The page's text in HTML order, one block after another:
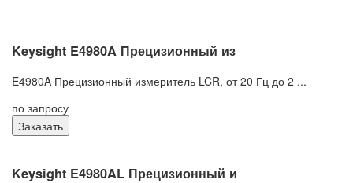
Keysight E4980A Прецизионный из
E4980A Прецизионный измеритель LCR, от 20 Гц до 2 ...
по запросу
Заказать
Keysight E4980AL Прецизионный и